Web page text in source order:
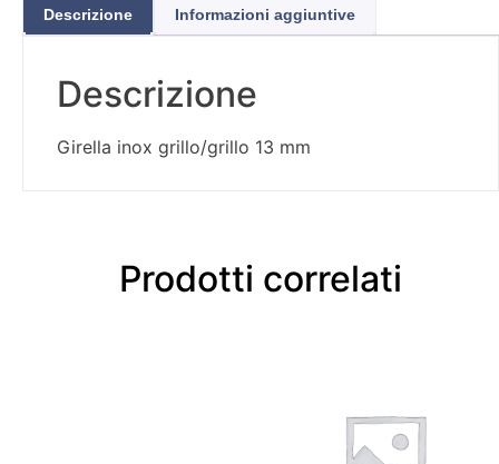
Descrizione Informazioni aggiuntive
Descrizione
Girella inox grillo/grillo 13 mm
Prodotti correlati